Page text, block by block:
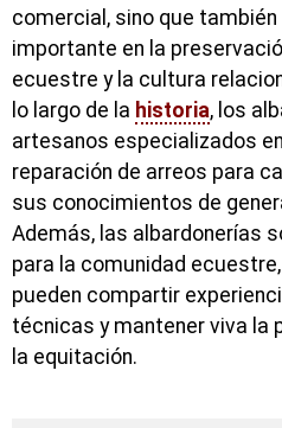
comercial, sino que también
importante en la
ecuestre y la cultura
lo largo de la historia, los
artesanos especializados
reparación de arreos para
sus conocimientos de
Además, las albardonerías
para la comunidad
pueden compartir
técnicas y mantener viva la
la equitación.